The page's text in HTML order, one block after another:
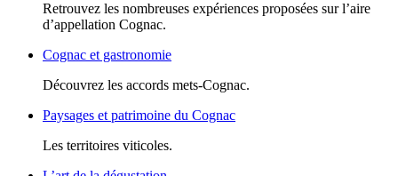
Retrouvez les nombreuses expériences proposées sur l’aire
d’appellation Cognac.
Cognac et gastronomie
Découvrez les accords mets-Cognac.
Paysages et patrimoine du Cognac
Les territoires viticoles.